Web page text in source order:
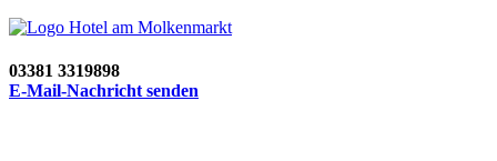
03381 3319898
E-Mail-Nachricht senden